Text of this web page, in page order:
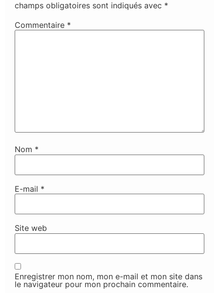
champs obligatoires sont indiqués avec *
Commentaire *
Nom *
E-mail *
Site web
Enregistrer mon nom, mon e-mail et mon site dans
le navigateur pour mon prochain commentaire.